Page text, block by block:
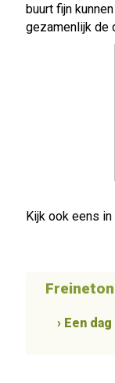
buurt fijn
gezamenlijk de
Kijk ook eens
› Een